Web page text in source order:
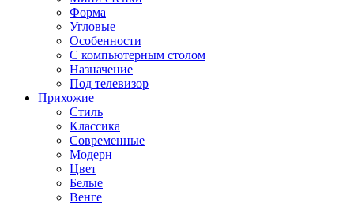
Форма
Угловые
Особенности
С компьютерным столом
Назначение
Под телевизор
Прихожие
Стиль
Классика
Современные
Модерн
Цвет
Белые
Венге